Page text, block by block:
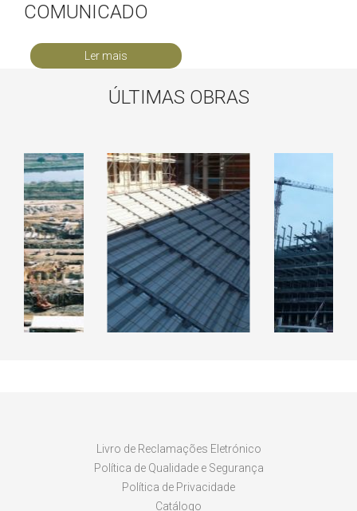
COMUNICADO
Ler mais
ÚLTIMAS OBRAS
EDIFICIO DO ISCAP
CICLO
DE
Livro de Reclamações Eletrónico
Política de Qualidade e Segurança
Política de Privacidade
Catálogo